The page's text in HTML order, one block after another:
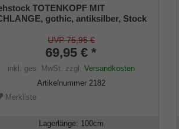
TOTENKOPF MIT
gothic, antiksilber, Stock
UVP 75,95 €
69,95 € *
inkl. ges. MwSt. zzgl. Versandkosten
Artikelnummer 2182
Merkliste
Lagerlänge: 100cm